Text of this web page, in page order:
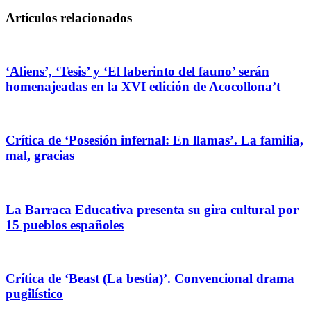
Artículos relacionados
‘Aliens’, ‘Tesis’ y ‘El laberinto del fauno’ serán
homenajeadas en la XVI edición de Acocollona’t
Crítica de ‘Posesión infernal: En llamas’. La familia,
mal, gracias
La Barraca Educativa presenta su gira cultural por
15 pueblos españoles
Crítica de ‘Beast (La bestia)’. Convencional drama
pugilístico